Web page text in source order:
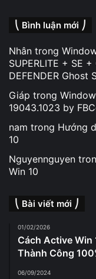
⎝ Bình luận mới ⎠
Nhân trong
SUPERLITE + SE
DEFENDER Ghost
Giáp trong
19043.1023 by
nam trong Hướng
10
Nguyennguyen
Win 10
⎝ Bài viết mới ⎠
01/02/2026
Cách Active Win
Thành Công
06/09/2024